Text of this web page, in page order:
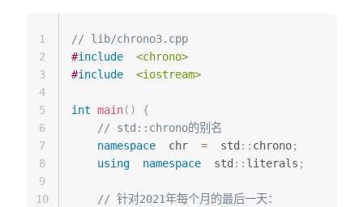
// lib/chrono3.cpp
#include
<chrono>
#include <iostream>
int main( )
{
// std::chrono的别名
namespace
  chr
=
  std
:: chrono;
using
namespace
  std
:: literals ;
// 针对2021年每个月的最后一天：
1
2
3
4
5
6
7
8
9
10